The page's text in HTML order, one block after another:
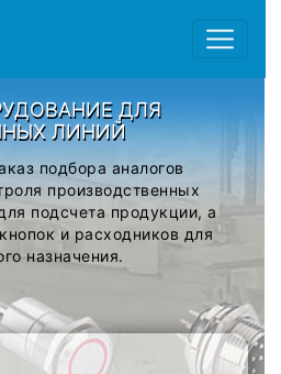
ДЛЯ
ЛИНИЙ
подбора аналогов
производственных
подсчета продукции, а
и расходников для
назначения.